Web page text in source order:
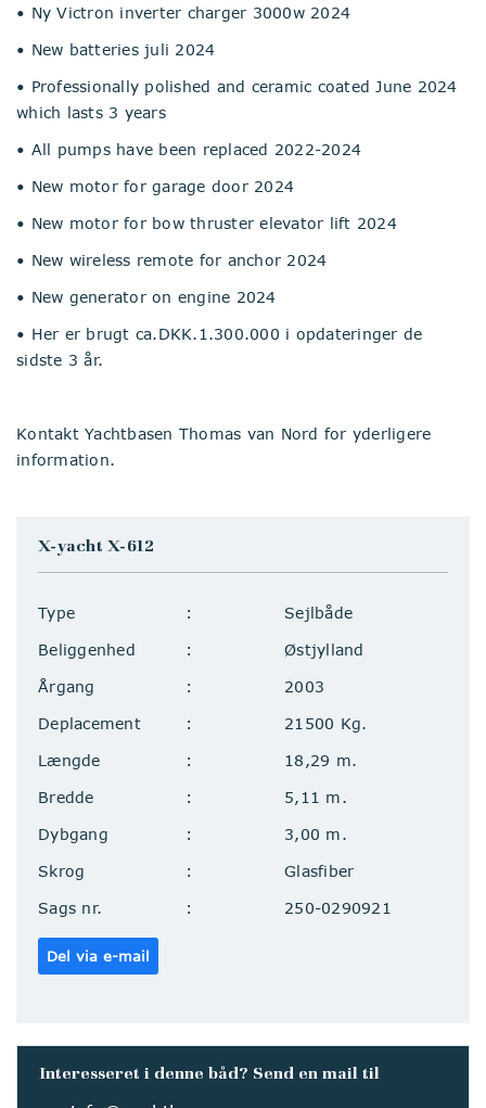
• Ny Victron inverter charger 3000w 2024
• New batteries juli 2024
• Professionally polished and ceramic coated June 2024
which lasts 3 years
• All pumps have been replaced 2022-2024
• New motor for garage door 2024
• New motor for bow thruster elevator lift 2024
• New wireless remote for anchor 2024
• New generator on engine 2024
• Her er brugt ca.DKK.1.300.000 i opdateringer de
sidste 3 år.
Kontakt Yachtbasen Thomas van Nord for yderligere
information.
X-yacht X-612
Type
Sejlbåde
Beliggenhed
Østjylland
Årgang
2003
Deplacement
21500 Kg.
Længde
18,29 m.
Bredde
5,11 m.
Dybgang
3,00 m.
Skrog
Glasfiber
Sags nr.
250-0290921
Del via e-mail
Interesseret i denne båd? Send en mail til